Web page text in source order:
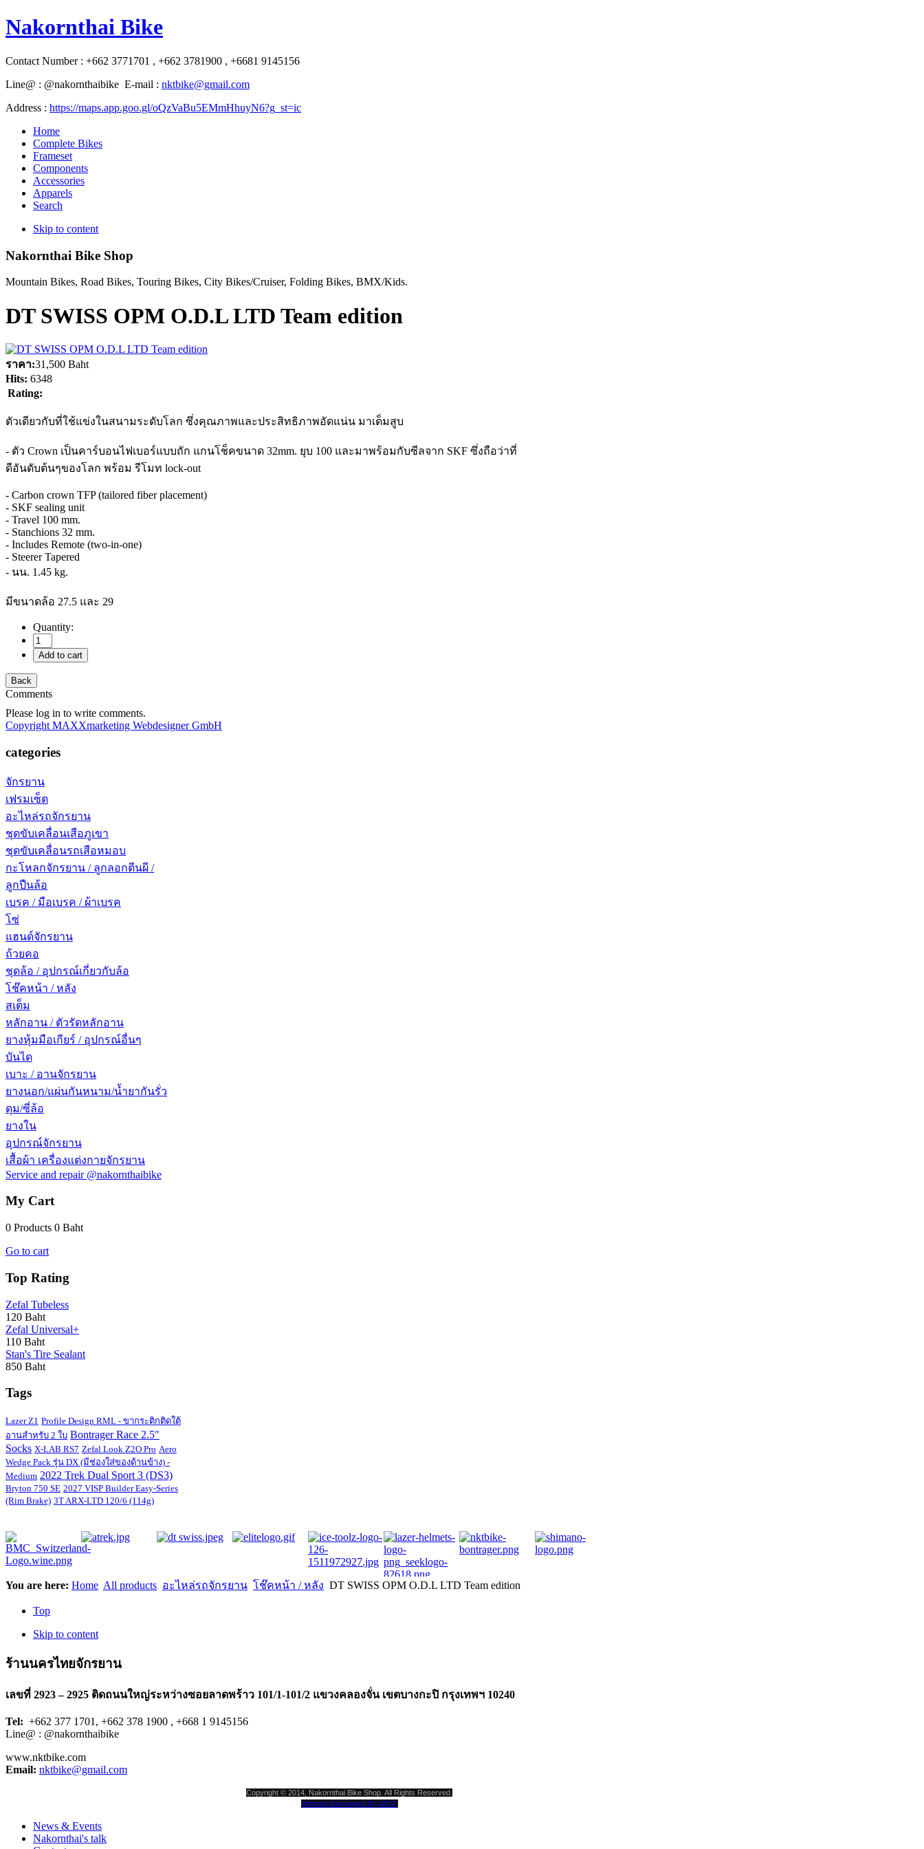
Nakornthai Bike
Contact Number : +662 3771701 , +662 3781900 , +6681 9145156
Line@ : @nakornthaibike E-mail : nktbike@gmail.com
Address : https://maps.app.goo.gl/oQzVaBu5EMmHhuyN6?g_st=ic
Home
Complete Bikes
Frameset
Components
Accessories
Apparels
Search
Skip to content
Nakornthai Bike Shop
Mountain Bikes, Road Bikes, Touring Bikes, City Bikes/Cruiser, Folding Bikes, BMX/Kids.
DT SWISS OPM O.D.L LTD Team edition
ราคา:31,500 Baht
Hits: 6348
Rating:
ตัวเดียวกับที่ใช้แข่งในสนามระดับโลก ซึ่งคุณภาพและประสิทธิภาพอัดแน่น มาเต็มสูบ
- ตัว Crown เป็นคาร์บอนไฟเบอร์แบบถัก แกนโช็คขนาด 32mm. ยุบ 100 และมาพร้อมกับซีลจาก SKF ซึ่งถือว่าที่
ดีอันดับต้นๆของโลก พร้อม รีโมท lock-out
- Carbon crown TFP (tailored fiber placement)
- SKF sealing unit
- Travel 100 mm.
- Stanchions 32 mm.
- Includes Remote (two-in-one)
- Steerer Tapered
- นน. 1.45 kg.
มีขนาดล้อ 27.5 และ 29
Quantity:
Comments
Please log in to write comments.
Copyright MAXXmarketing Webdesigner GmbH
categories
จักรยาน
เฟรมเซ็ต
อะไหล่รถจักรยาน
ชุดขับเคลื่อนเสือภูเขา
ชุดขับเคลื่อนรถเสือหมอบ
กะโหลกจักรยาน / ลูกลอกตีนผี /
ลูกปืนล้อ
เบรค / มือเบรค / ผ้าเบรค
โซ่
แฮนด์จักรยาน
ถ้วยคอ
ชุดล้อ / อุปกรณ์เกี่ยวกับล้อ
โช๊คหน้า / หลัง
สเต็ม
หลักอาน / ตัวรัดหลักอาน
ยางหุ้มมือเกียร์ / อุปกรณ์อื่นๆ
บันได
เบาะ / อานจักรยาน
ยางนอก/แผ่นกันหนาม/น้ำยากันรั่ว
ดุม/ซี่ล้อ
ยางใน
อุปกรณ์จักรยาน
เสื้อผ้า เครื่องแต่งกายจักรยาน
Service and repair @nakornthaibike
My Cart
0 Products 0 Baht
Go to cart
Top Rating
Zefal Tubeless
120 Baht
Zefal Universal+
110 Baht
Stan's Tire Sealant
850 Baht
Tags
Lazer Z1 Profile Design RML - ขากระติกติดใต้
อานสำหรับ 2 ใบ Bontrager Race 2.5"
Socks X-LAB RS7 Zefal Look Z2O Pro Aero
Wedge Pack รุ่น DX (มีช่องใส่ของด้านข้าง) -
Medium 2022 Trek Dual Sport 3 (DS3)
Bryton 750 SE 2027 VISP Builder Easy-Series
(Rim Brake) 3T ARX-LTD 120/6 (114g)
You are here: Home All products อะไหล่รถจักรยาน โช๊คหน้า / หลัง DT SWISS OPM O.D.L LTD Team edition
Top
Skip to content
ร้านนครไทยจักรยาน
เลขที่ 2923 – 2925 ติดถนนใหญ่ระหว่างซอยลาดพร้าว 101/1-101/2 แขวงคลองจั่น เขตบางกะปิ กรุงเทพฯ 10240
Tel: +662 377 1701, +662 378 1900 , +668 1 9145156
Line@ : @nakornthaibike
www.nktbike.com
Email: nktbike@gmail.com
Copyright © 2014, Nakornthai Bike Shop. All Rights Reserved.
Website Developed By WDZ.
News & Events
Nakornthai's talk